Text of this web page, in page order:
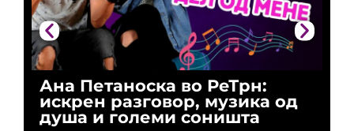
Ана Петаноска во РеТрн:
искрен разговор, музика од
душа и големи соништа